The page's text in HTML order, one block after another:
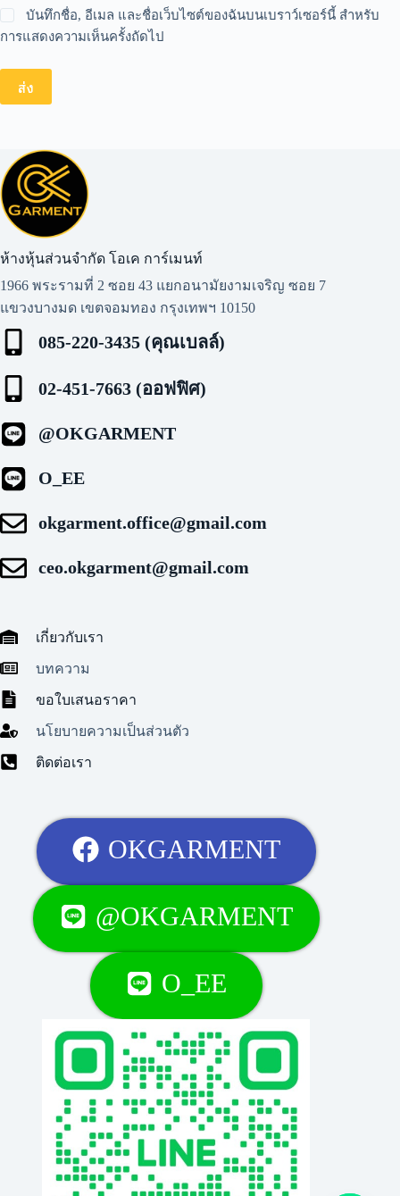
บันทึกชื่อ, อีเมล และชื่อเว็บไซต์ของฉันบนเบราว์เซอร์นี้ สำหรับ
การแสดงความเห็นครั้งถัดไป
ส่ง
ห้างหุ้นส่วนจำกัด โอเค การ์เมนท์​
1966 พระรามที่ 2 ซอย 43 แยกอนามัยงามเจริญ ซอย 7
แขวงบางมด เขตจอมทอง กรุงเทพฯ 10150
085-220-3435 (คุณเบลล์)
02-451-7663 (ออฟฟิศ)
@OKGARMENT
O_EE
okgarment.office@gmail.com
ceo.okgarment@gmail.com
เกี่ยวกับเรา
บทความ
ขอใบเสนอราคา
นโยบายความเป็นส่วนตัว
ติดต่อเรา
OKGARMENT
@OKGARMENT
O_EE